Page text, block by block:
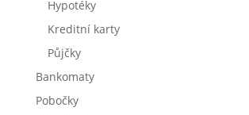
Hypotéky
Kreditní karty
Půjčky
Bankomaty
Pobočky